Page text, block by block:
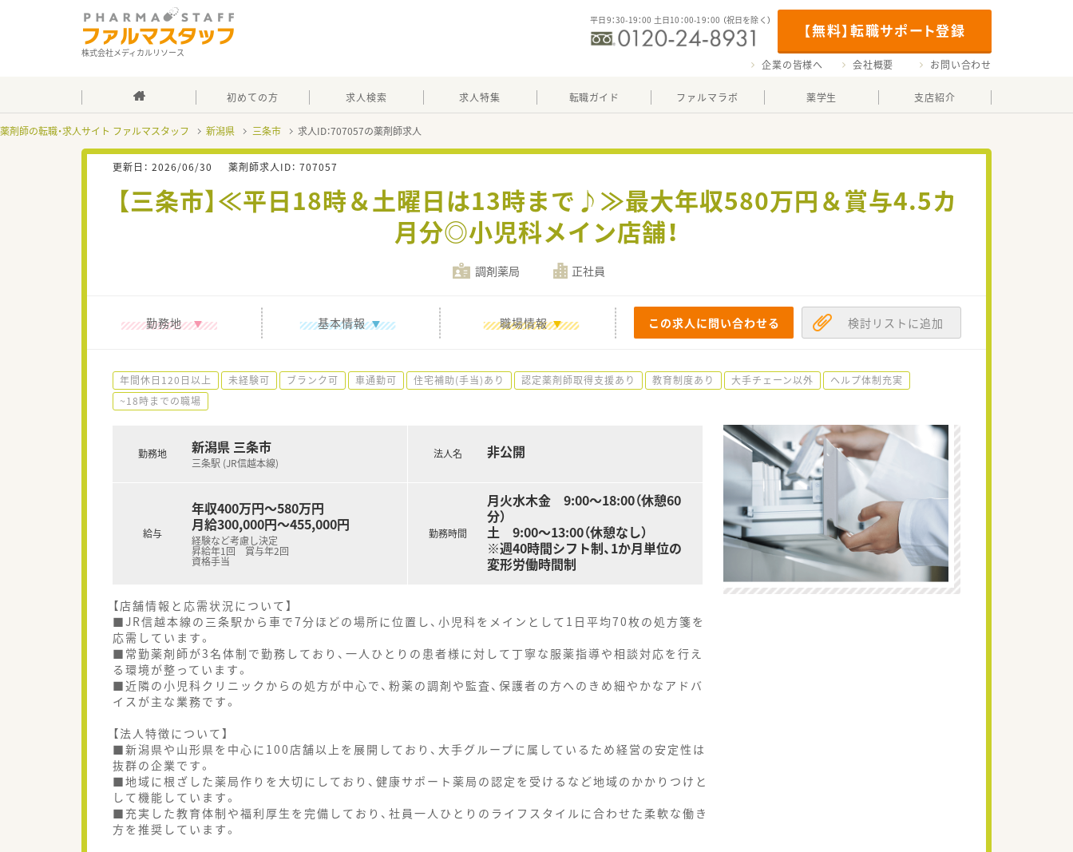
株式会社メディカルリソース
【無料】転職サポート登録
平日9：30-19：00 土日10：00-19：00 （祝日を除く）
企業の皆様へ 会社概要 お問い合わせ
初めての方 求人検索 求人特集 転職ガイド ファルマラボ 薬学生 支店紹介
薬剤師の転職・求人サイト ファルマスタッフ 新潟県 三条市 求人ID：707057の薬剤師求人
更新日： 2026/06/30 薬剤師求人ID： 707057
【三条市】≪平日18時＆土曜日は13時まで♪≫最大年収580万円＆賞与4.5カ
月分◎小児科メイン店舗！
調剤薬局 正社員
勤務地 基本情報 職場情報 この求人に問い合わせる 検討リストに追加
年間休日120日以上 未経験可 ブランク可 車通勤可 住宅補助(手当)あり 認定薬剤師取得支援あり 教育制度あり 大手チェーン以外
ヘルプ体制充実
~18時までの職場
勤務地 新潟県 三条市
三条駅 (JR信越本線)
給与
年収400万円～580万円
月給300,000円～455,000円
経験など考慮し決定
昇給年1回 賞与年2回
資格手当
法人名 非公開
勤務時間
月火水木金 9:00～18:00（休憩60
分）
土 9:00～13:00（休憩なし）
※週40時間シフト制、1か月単位の
変形労働時間制
【店舗情報と応需状況について】
■JR信越本線の三条駅から車で7分ほどの場所に位置し、小児科をメインとして1日平均70枚の処方箋を
応需しています。
■常勤薬剤師が3名体制で勤務しており、一人ひとりの患者様に対して丁寧な服薬指導や相談対応を行え
る環境が整っています。
■近隣の小児科クリニックからの処方が中心で、粉薬の調剤や監査、保護者の方へのきめ細やかなアドバ
イスが主な業務です。
【法人特徴について】
■新潟県や山形県を中心に100店舗以上を展開しており、大手グループに属しているため経営の安定性は
抜群の企業です。
■地域に根ざした薬局作りを大切にしており、健康サポート薬局の認定を受けるなど地域のかかりつけと
して機能しています。
■充実した教育体制や福利厚生を完備しており、社員一人ひとりのライフスタイルに合わせた柔軟な働き
方を推奨しています。